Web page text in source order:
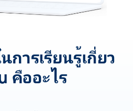
ารเรียนรู้เกี่ยว
คืออะไร